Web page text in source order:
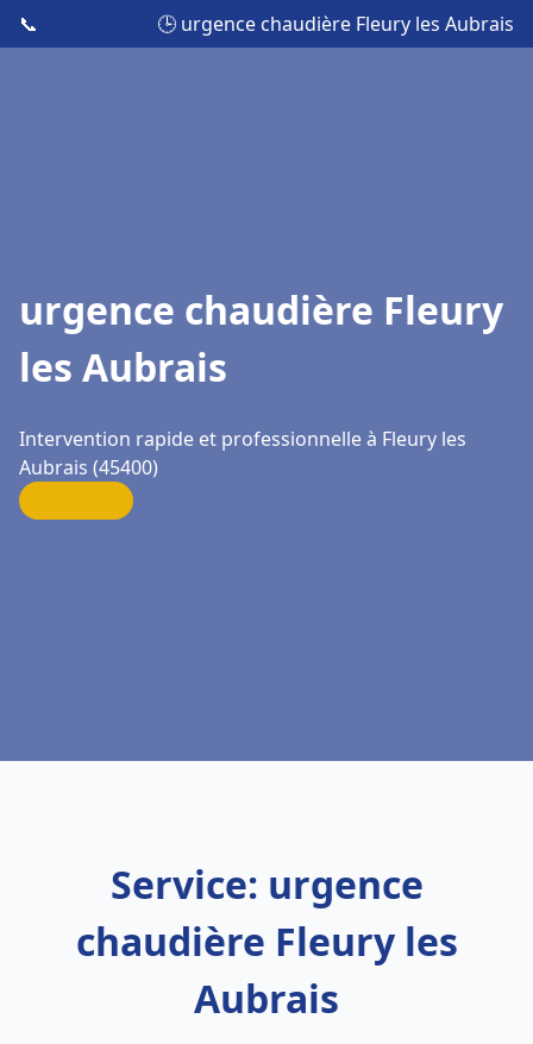
📞 🕒 urgence chaudière Fleury les Aubrais
urgence chaudière Fleury
les Aubrais
Intervention rapide et professionnelle à Fleury les
Aubrais (45400)
Service: urgence
chaudière Fleury les
Aubrais